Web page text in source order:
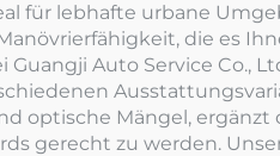
für lebhafte urbane
die es
Guangji Auto Service Co.,
optische Mängel,
gerecht zu werden.